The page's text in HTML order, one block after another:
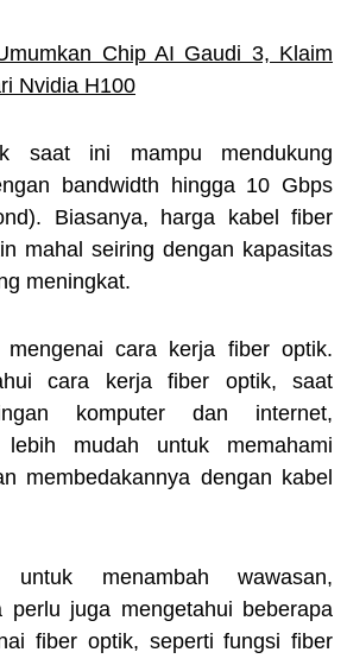
Chip AI Gaudi 3, Klaim
Nvidia H100
saat ini mampu mendukung
bandwidth hingga 10 Gbps
Biasanya, harga kabel fiber
mahal seiring dengan kapasitas
meningkat.
mengenai cara kerja fiber optik.
cara kerja fiber optik, saat
komputer dan internet,
lebih mudah untuk memahami
membedakannya dengan kabel
menambah wawasan,
perlu juga mengetahui beberapa
fiber optik, seperti fungsi fiber